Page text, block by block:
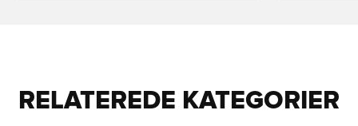
RELATEREDE KATEGORIER